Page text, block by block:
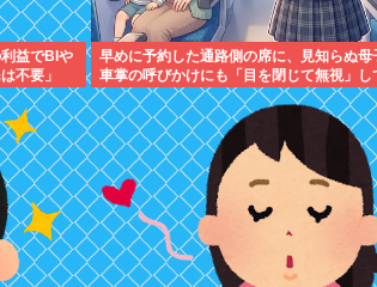
益でBIや
不要」
早めに予約した通路側の席に、見知らぬ母
車掌の呼びかけにも「目を閉じて無視」し
られました。無理やり奪われた席は、結局“
たもん勝ち”になっ...